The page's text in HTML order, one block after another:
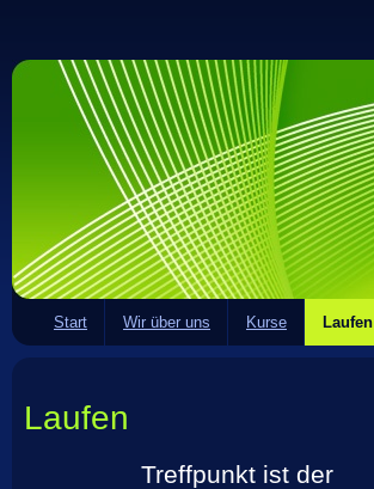
Start Wir über uns Kurse Laufen
Laufen
Treffpunkt ist der